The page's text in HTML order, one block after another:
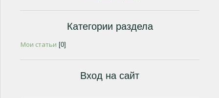
Категории раздела
Мои статьи [0]
Вход на сайт